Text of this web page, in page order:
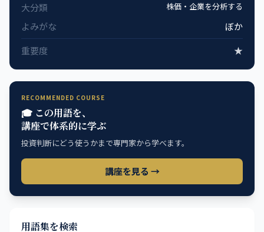
大分類
株価・企業を分析する
よみがな
ぼか
重要度
★
RECOMMENDED COURSE
🎓 この用語を、
講座で体系的に学ぶ
投資判断にどう使うかまで専門家から学べます。
講座を見る →
用語集を検索